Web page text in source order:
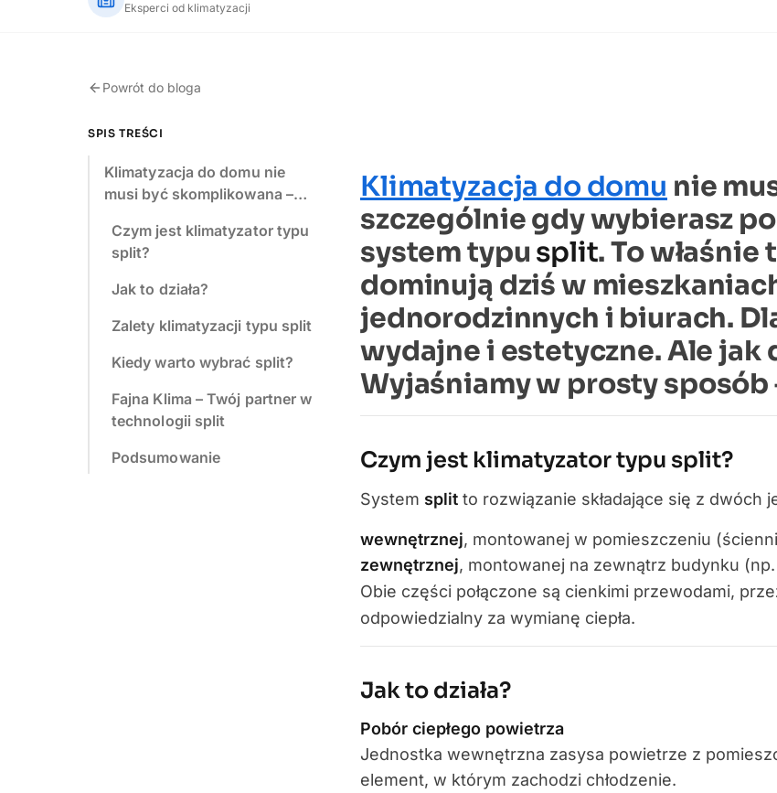
Eksperci od klimatyzacji
Powrót do bloga
SPIS TREŚCI
Klimatyzacja do domu nie
musi być skomplikowana –…
Czym jest klimatyzator typu
split?
Jak to działa?
Zalety klimatyzacji typu split
Kiedy warto wybrać split?
Fajna Klima – Twój partner w
technologii split
Podsumowanie
Klimatyzacja do domu nie
szczególnie gdy wybierasz
system typu split. To
dominują dziś w
jednorodzinnych i biurach.
wydajne i estetyczne. Ale jak
Wyjaśniamy w prosty sposób
Czym jest klimatyzator typu split?
System split to rozwiązanie składające się z dwóch
wewnętrznej, montowanej w pomieszczeniu
zewnętrznej, montowanej na zewnątrz budynku
Obie części połączone są cienkimi przewodami,
odpowiedzialny za wymianę ciepła.
Jak to działa?
Pobór ciepłego powietrza
Jednostka wewnętrzna zasysa powietrze z
element, w którym zachodzi chłodzenie.